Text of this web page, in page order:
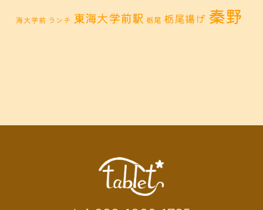
海大学前 ランチ 東海大学前駅 栃尾 栃尾揚げ 秦野
ィナー鶴巻 ランチ鶴巻 定食鶴巻温